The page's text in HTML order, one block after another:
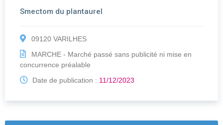
Smectom du plantaurel
09120 VARILHES
MARCHE - Marché passé sans publicité ni mise en
concurrence préalable
Date de publication : 11/12/2023